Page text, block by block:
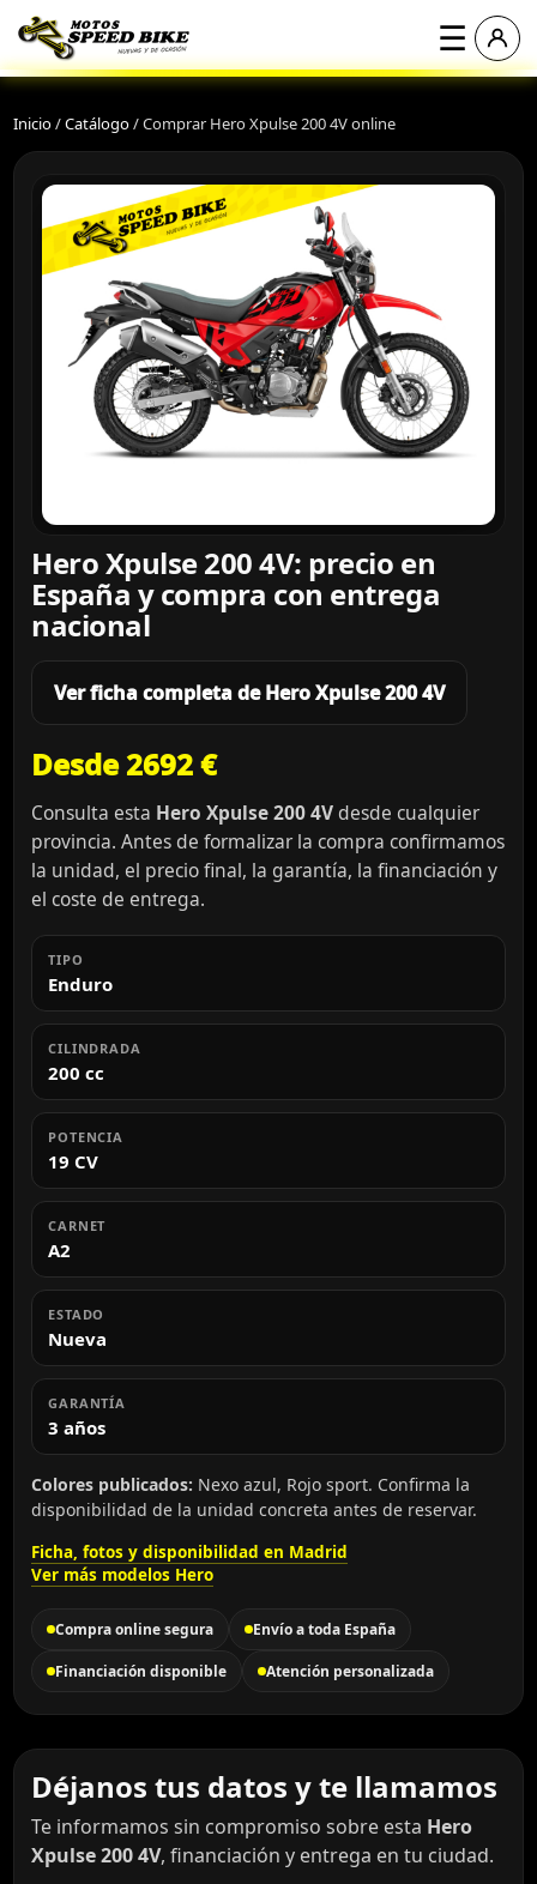
☰
Inicio/Catálogo/Comprar Hero Xpulse 200 4V online
Hero Xpulse 200 4V: precio en
España y compra con entrega
nacional
Ver ficha completa de Hero Xpulse 200 4V
Desde 2692 €
Consulta esta Hero Xpulse 200 4V desde cualquier
provincia. Antes de formalizar la compra confirmamos
la unidad, el precio final, la garantía, la financiación y
el coste de entrega.
TIPO
Enduro
CILINDRADA
200 cc
POTENCIA
19 CV
CARNET
A2
ESTADO
Nueva
GARANTÍA
3 años
Colores publicados: Nexo azul, Rojo sport. Confirma la
disponibilidad de la unidad concreta antes de reservar.
Ficha, fotos y disponibilidad en Madrid
Ver más modelos Hero
Compra online segura Envío a toda España
Financiación disponible Atención personalizada
Déjanos tus datos y te llamamos
Te informamos sin compromiso sobre esta Hero
Xpulse 200 4V, financiación y entrega en tu ciudad.